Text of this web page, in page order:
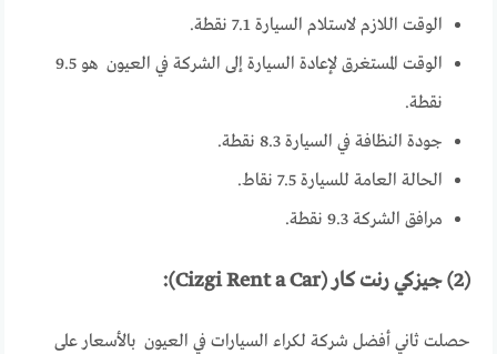
الوقت اللازم لاستلام السيارة 7.1 نقطة.
الوقت المستغرق لإعادة السيارة إلى الشركة في العيون هو 9.5
نقطة.
جودة النظافة في السيارة 8.3 نقطة.
الحالة العامة للسيارة 7.5 نقاط.
مرافق الشركة 9.3 نقطة.
(2) جيزكي رنت كار (Cizgi Rent a Car):
حصلت ثاني أفضل شركة لكراء السيارات في العيون بالأسعار على